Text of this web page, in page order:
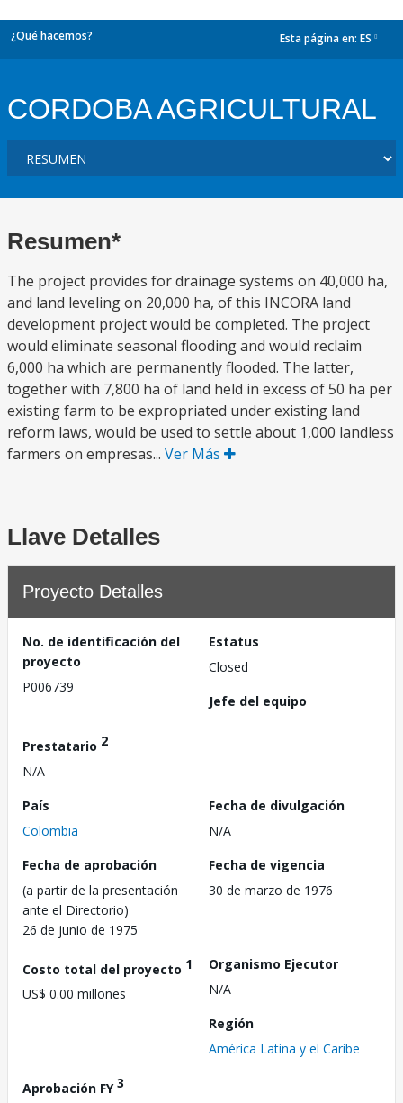
¿Qué hacemos? Esta página en: ES
CORDOBA AGRICULTURAL
Resumen*
The project provides for drainage systems on 40,000 ha,
and land leveling on 20,000 ha, of this INCORA land
development project would be completed. The project
would eliminate seasonal flooding and would reclaim
6,000 ha which are permanently flooded. The latter,
together with 7,800 ha of land held in excess of 50 ha per
existing farm to be expropriated under existing land
reform laws, would be used to settle about 1,000 landless
farmers on empresas... Ver Más
Llave Detalles
Proyecto Detalles
No. de identificación del
proyecto
P006739
Estatus
Closed
Jefe del equipo
Prestatario 2
N/A
País
Colombia
Fecha de divulgación
N/A
Fecha de aprobación
(a partir de la presentación
ante el Directorio)
26 de junio de 1975
Fecha de vigencia
30 de marzo de 1976
Costo total del proyecto 1
US$ 0.00 millones
Organismo Ejecutor
N/A
Región
América Latina y el Caribe
Aprobación FY3